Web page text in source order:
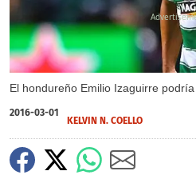
El hondureño Emilio Izaguirre
2016-03-01
KELVIN N. COELLO